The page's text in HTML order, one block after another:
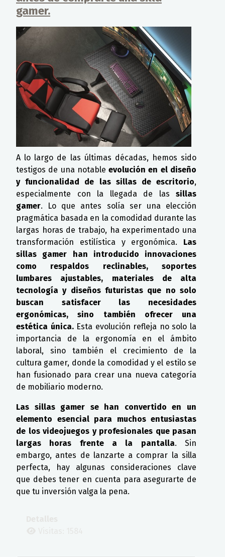
gamer.
A lo largo de las últimas décadas, hemos sido
testigos de una notableevolución en el diseño
y funcionalidad de las sillas de escritorio,
especialmente con la llegada de las sillas
gamer. Lo que antes solía ser una elección
pragmática basada en la comodidad durante las
largas horas de trabajo, ha experimentado una
transformación estilística y ergonómica. Las
sillas gamer han introducido innovaciones
como respaldos reclinables, soportes
lumbares ajustables, materiales de alta
tecnología y diseños futuristas que no solo
buscan satisfacer las necesidades
ergonómicas, sino también ofrecer una
estética única.Esta evolución refleja no solo la
importancia de la ergonomía en el ámbito
laboral, sino también el crecimiento de la
cultura gamer, donde la comodidad y el estilo se
han fusionado para crear una nueva categoría
de mobiliario moderno.
Las sillas gamer se han convertido en un
elemento esencial para muchos entusiastas
de los videojuegos y profesionales que pasan
largas horas frente a la pantalla. Sin
embargo, antes de lanzarte a comprar la silla
perfecta, hay algunas consideraciones clave
que debes tener en cuenta para asegurarte de
que tu inversión valga la pena.